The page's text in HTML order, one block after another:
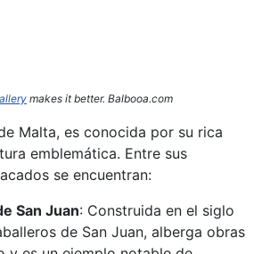
makes it better. Balbooa.com
Malta, es conocida por su rica
emblemática. Entre sus
se encuentran:​
San Juan: Construida en el siglo
de San Juan, alberga obras